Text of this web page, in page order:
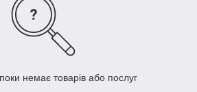
немає товарів або послуг